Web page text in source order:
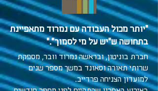
"יותר מכול העבודה עם נמרוד מתאפיינת
בתחושה ש"יש על מי לסמוך"."
חברת בוניטון, ובראשה נמרוד וובר, מספקת
שרותי תאורה וסאונד במשך מספר שנים
למועדון הצניחה פרדייב.